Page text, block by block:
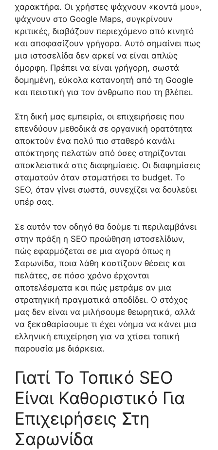
χαρακτήρα. Οι χρήστες ψάχνουν «κοντά μου»,
ψάχνουν στο Google Maps, συγκρίνουν
κριτικές, διαβάζουν περιεχόμενο από κινητό
και αποφασίζουν γρήγορα. Αυτό σημαίνει πως
μια ιστοσελίδα δεν αρκεί να είναι απλώς
όμορφη. Πρέπει να είναι γρήγορη, σωστά
δομημένη, εύκολα κατανοητή από τη Google
και πειστική για τον άνθρωπο που τη βλέπει.
Στη δική μας εμπειρία, οι επιχειρήσεις που
επενδύουν μεθοδικά σε οργανική ορατότητα
αποκτούν ένα πολύ πιο σταθερό κανάλι
απόκτησης πελατών από όσες στηρίζονται
αποκλειστικά στις διαφημίσεις. Οι διαφημίσεις
σταματούν όταν σταματήσει το budget. Το
SEO, όταν γίνει σωστά, συνεχίζει να δουλεύει
υπέρ σας.
Σε αυτόν τον οδηγό θα δούμε τι περιλαμβάνει
στην πράξη η SEO προώθηση ιστοσελίδων,
πώς εφαρμόζεται σε μια αγορά όπως η
Σαρωνίδα, ποια λάθη κοστίζουν θέσεις και
πελάτες, σε πόσο χρόνο έρχονται
αποτελέσματα και πώς μετράμε αν μια
στρατηγική πραγματικά αποδίδει. Ο στόχος
μας δεν είναι να μιλήσουμε θεωρητικά, αλλά
να ξεκαθαρίσουμε τι έχει νόημα να κάνει μια
ελληνική επιχείρηση για να χτίσει τοπική
παρουσία με διάρκεια.
Γιατί Το Τοπικό SEO
Είναι Καθοριστικό Για
Επιχειρήσεις Στη
Σαρωνίδα